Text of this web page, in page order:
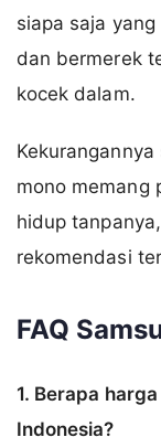
siapa saja
dan bermerek
kocek dalam.
mono memang
hidup
rekomendasi
FAQ
1. Berapa
Indonesia?